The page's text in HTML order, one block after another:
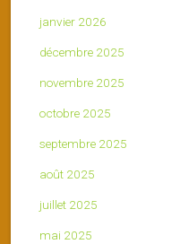
janvier 2026
décembre 2025
novembre 2025
octobre 2025
septembre 2025
août 2025
juillet 2025
mai 2025